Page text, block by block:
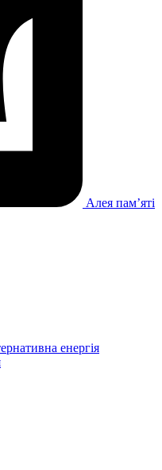
Алея памʼяті
енергія